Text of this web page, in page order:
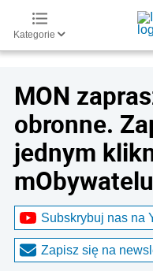
Kategorie
MON
obronne.
jednym
mObywatelu
Subskrybuj nas na
Zapisz się na